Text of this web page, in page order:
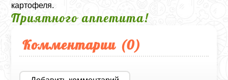
картофеля.
Приятного аппетита!
Комментарии (0)